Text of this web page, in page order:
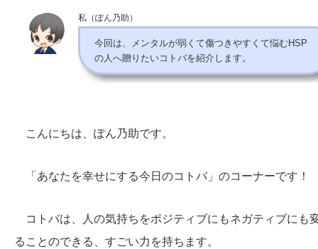
私（ぽん乃助）
今回は、メンタルが弱くて傷つきやすくて悩むHSP
の人へ贈りたいコトバを紹介します。
こんにちは、ぽん乃助です。
「あなたを幸せにする今日のコトバ」のコーナーです！
コトバは、人の気持ちをポジティブにもネガティブにも
ることのできる、すごい力を持ちます。